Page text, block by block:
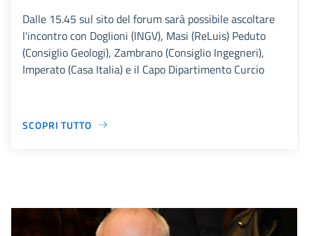
Dalle 15.45 sul sito del forum sarà possibile ascoltare
l'incontro con Doglioni (INGV), Masi (ReLuis) Peduto
(Consiglio Geologi), Zambrano (Consiglio Ingegneri),
Imperato (Casa Italia) e il Capo Dipartimento Curcio
SCOPRI TUTTO